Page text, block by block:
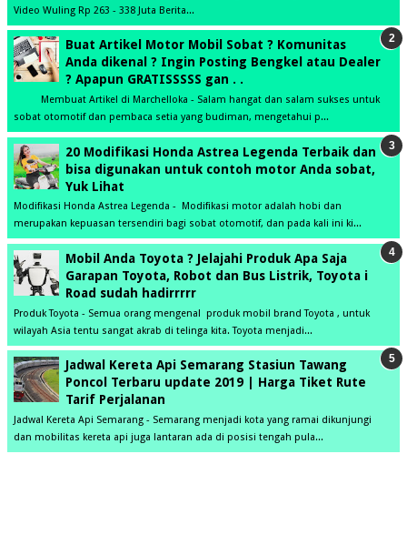
Video Wuling Rp 263 - 338 Juta Berita...
Buat Artikel Motor Mobil Sobat ? Komunitas
Anda dikenal ? Ingin Posting Bengkel atau Dealer
? Apapun GRATISSSSS gan . .
Membuat Artikel di Marchelloka - Salam hangat dan salam sukses untuk
sobat otomotif dan pembaca setia yang budiman, mengetahui p...
20 Modifikasi Honda Astrea Legenda Terbaik dan
bisa digunakan untuk contoh motor Anda sobat,
Yuk Lihat
Modifikasi Honda Astrea Legenda - Modifikasi motor adalah hobi dan
merupakan kepuasan tersendiri bagi sobat otomotif, dan pada kali ini ki...
Mobil Anda Toyota ? Jelajahi Produk Apa Saja
Garapan Toyota, Robot dan Bus Listrik, Toyota i
Road sudah hadirrrrr
Produk Toyota - Semua orang mengenal produk mobil brand Toyota , untuk
wilayah Asia tentu sangat akrab di telinga kita. Toyota menjadi...
Jadwal Kereta Api Semarang Stasiun Tawang
Poncol Terbaru update 2019 | Harga Tiket Rute
Tarif Perjalanan
Jadwal Kereta Api Semarang - Semarang menjadi kota yang ramai dikunjungi
dan mobilitas kereta api juga lantaran ada di posisi tengah pula...